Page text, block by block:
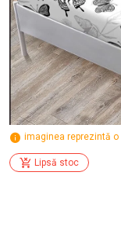
imaginea reprezintă
Lipsă stoc